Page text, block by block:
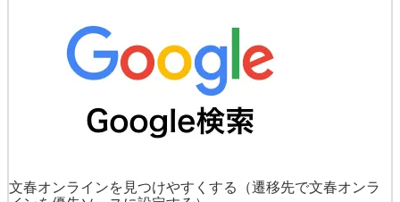
文春オンラインを見つけやすくする
（遷移先で文春オンラ